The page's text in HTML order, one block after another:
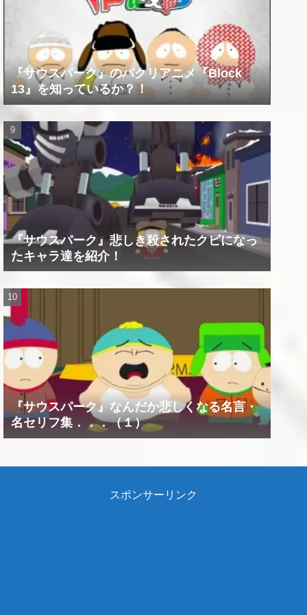
『サウスパーク』のパクリアニメ『Block
13』を知っているか？！
『サウスパーク』悲しき殺されたクビになっ
たキャラ達を紹介！
『サウスパーク』なんだか悲しくなる名言・
名セリフ集．．．（１）
スポンサーリンク